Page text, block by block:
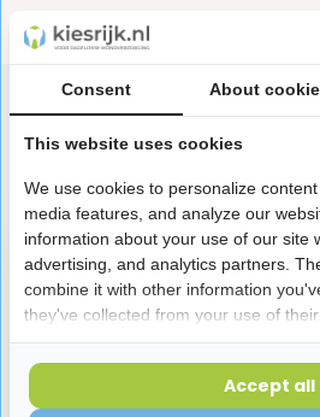
Reviews
Speciaal
Oral-B Pro-Expert
Advanced Floss | Deep
Consent About
This website uses cookies
We use cookies to personalize
media features, and analyze our
information about your use of our site
advertising, and analytics partners.
combine it with other information
they've collected from your use of their
Accept all